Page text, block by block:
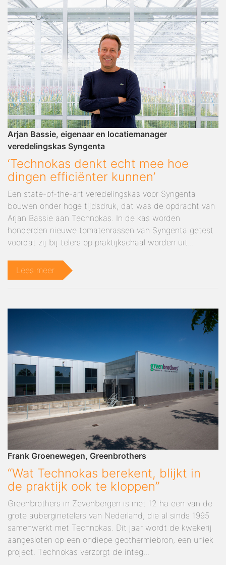
Arjan Bassie, eigenaar en locatiemanager
veredelingskas Syngenta
‘Technokas denkt echt mee hoe
dingen efficiënter kunnen’
Een state-of-the-art veredelingskas voor Syngenta
bouwen onder hoge tijdsdruk, dat was de opdracht van
Arjan Bassie aan Technokas. In de kas worden
honderden nieuwe tomatenrassen van Syngenta getest
voordat zij bij telers op praktijkschaal worden uit...
Lees meer
Frank Groenewegen, Greenbrothers
“Wat Technokas berekent, blijkt in
de praktijk ook te kloppen”
Greenbrothers in Zevenbergen is met 12 ha een van de
grote auberginetelers van Nederland, die al sinds 1995
samenwerkt met Technokas. Dit jaar wordt de kwekerij
aangesloten op een ondiepe geothermiebron, een uniek
project. Technokas verzorgt de integ...